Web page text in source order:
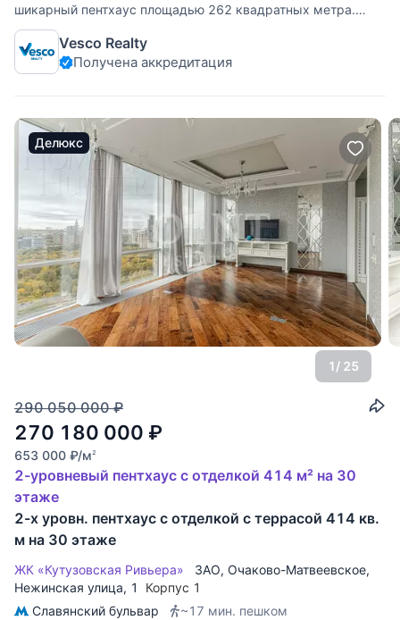
шикарный пентхаус площадью 262 квадратных метра.
Отделка выполнена по эксклюзивному дизайн-проекту в
стиле Времена года. Из окон открываются панорамные
виды на центр города, Москва-Сити, МГУ, Новодевичий
Vesco Realty
Получена аккредитация
Делюкс
1/ 25
290 050 000 ₽
270 180 000 ₽
653 000 ₽/м2
2-уровневый пентхаус с отделкой 414 м² на 30
этаже
2-х уровн. пентхаус с отделкой с террасой 414 кв.
м на 30 этаже
ЖК «Кутузовская Ривьера» ЗАО, Очаково-Матвеевское,
Нежинская улица, 1
Корпус 1
Славянский бульвар
~17 мин. пешком